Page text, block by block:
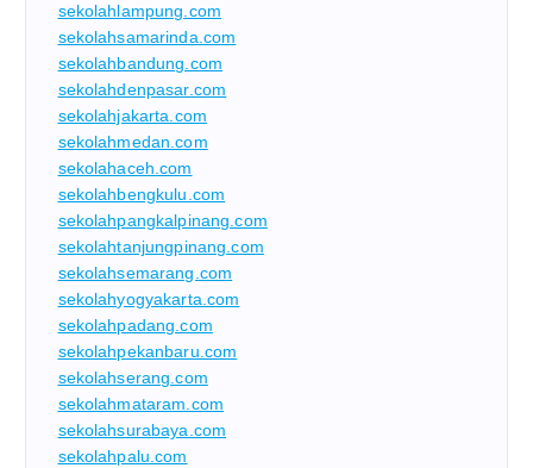
sekolahlampung.com
sekolahsamarinda.com
sekolahbandung.com
sekolahdenpasar.com
sekolahjakarta.com
sekolahmedan.com
sekolahaceh.com
sekolahbengkulu.com
sekolahpangkalpinang.com
sekolahtanjungpinang.com
sekolahsemarang.com
sekolahyogyakarta.com
sekolahpadang.com
sekolahpekanbaru.com
sekolahserang.com
sekolahmataram.com
sekolahsurabaya.com
sekolahpalu.com